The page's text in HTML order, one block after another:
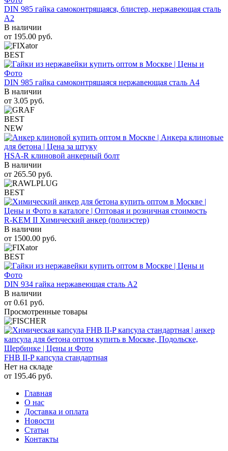
DIN 985 гайка самоконтрящаяся, блистер, нержавеющая сталь
A2
В наличии
от 195.00 руб.
BEST
DIN 985 гайка самоконтрящаяся нержавеющая сталь A4
В наличии
от 3.05 руб.
BEST
NEW
HSA-R клиновой анкерный болт
В наличии
от 265.50 руб.
BEST
R-KEM II Химический анкер (полиэстер)
В наличии
от 1500.00 руб.
BEST
DIN 934 гайка нержавеющая сталь A2
В наличии
от 0.61 руб.
Просмотренные товары
FHB II-P капсула стандартная
Нет на складе
от 195.46 руб.
Главная
О нас
Доставка и оплата
Новости
Статьи
Контакты